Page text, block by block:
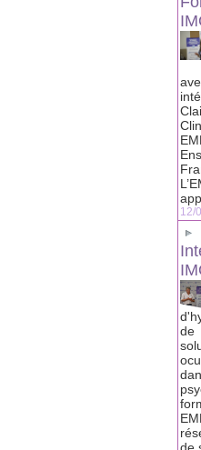
12/
de